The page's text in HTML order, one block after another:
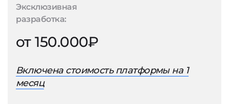
Эксклюзивная
разработка:
от 150.000₽
Включена стоимость платформы на 1
месяц